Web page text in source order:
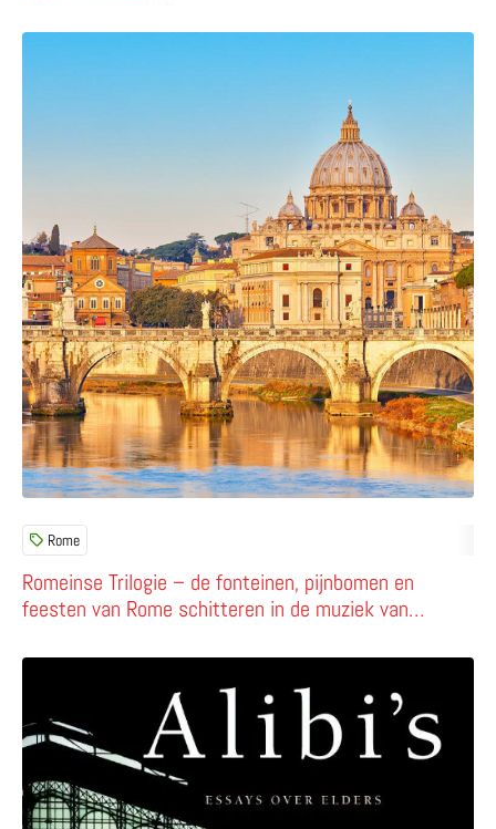
Romeinse Trilogie – de fonteinen, pijnbomen en
feesten van Rome schitteren in de muziek van
Rome